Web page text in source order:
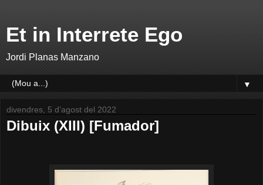
Et in Interrete Ego
Jordi Planas Manzano
▼
divendres, 5 d’agost del 2022
Dibuix (XIII) [Fumador]